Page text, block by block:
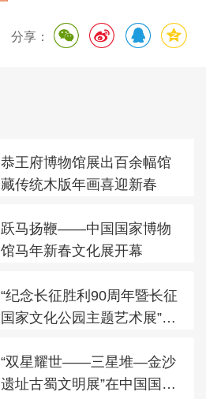
分享：
恭王府博物馆展出百余幅馆
藏传统木版年画喜迎新春
跃马扬鞭——中国国家博物
馆马年新春文化展开幕
“纪念长征胜利90周年暨长征
国家文化公园主题艺术展”在
“双星耀世——三星堆—金沙
遗址古蜀文明展”在中国国家